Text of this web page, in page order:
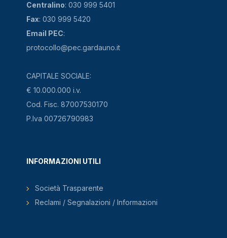
Centralino: 030 999 5401
Fax: 030 999 5420
Email PEC:
protocollo@pec.gardauno.it
CAPITALE SOCIALE:
€ 10.000.000 i.v.
Cod. Fisc. 87007530170
P.Iva 00726790983
INFORMAZIONI UTILI
Società Trasparente
Reclami / Segnalazioni / Informazioni